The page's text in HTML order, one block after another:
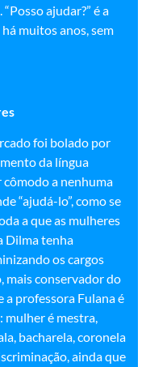
ajudar?” é a
muitos anos, sem
foi bolado por
da língua
cômodo a nenhuma
“ajudá-lo”, como se
a que as mulheres
Dilma tenha
os cargos
mais conservador do
a professora Fulana é
mulher é mestra,
bacharela, coronela
ainda que